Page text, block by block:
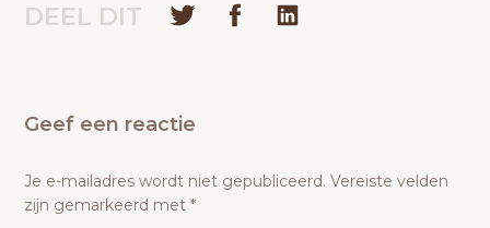
DEEL DIT
Geef een reactie
Je e-mailadres wordt niet gepubliceerd. Vereiste velden
zijn gemarkeerd met*